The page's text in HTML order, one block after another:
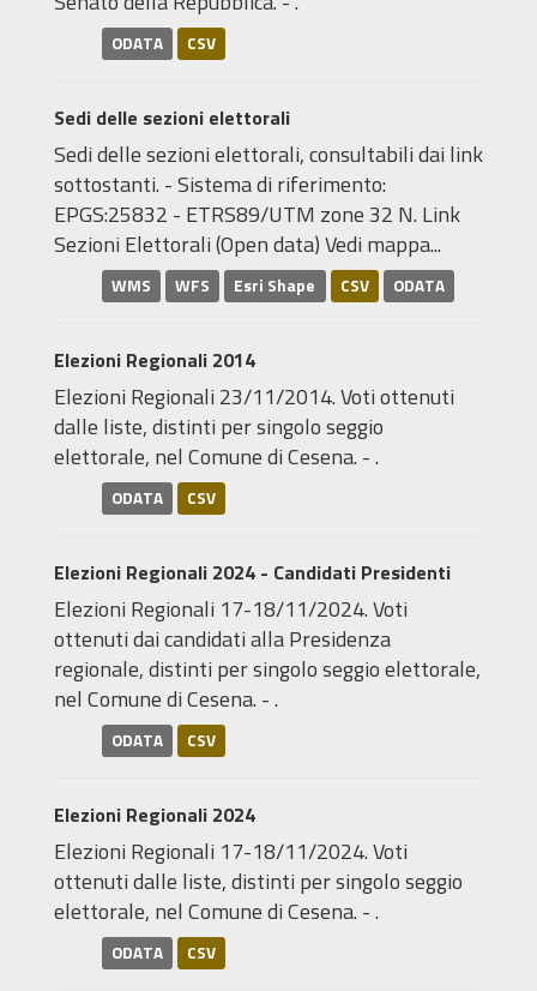
ODATA CSV
Sedi delle sezioni elettorali
Sedi delle sezioni elettorali, consultabili dai link
sottostanti. - Sistema di riferimento:
EPGS:25832 - ETRS89/UTM zone 32 N. Link
Sezioni Elettorali (Open data) Vedi mappa...
WMS WFS Esri Shape CSV ODATA
Elezioni Regionali 2014
Elezioni Regionali 23/11/2014. Voti ottenuti
dalle liste, distinti per singolo seggio
elettorale, nel Comune di Cesena. - .
ODATA CSV
Elezioni Regionali 2024 - Candidati Presidenti
Elezioni Regionali 17-18/11/2024. Voti
ottenuti dai candidati alla Presidenza
regionale, distinti per singolo seggio elettorale,
nel Comune di Cesena. - .
ODATA CSV
Elezioni Regionali 2024
Elezioni Regionali 17-18/11/2024. Voti
ottenuti dalle liste, distinti per singolo seggio
elettorale, nel Comune di Cesena. - .
ODATA CSV